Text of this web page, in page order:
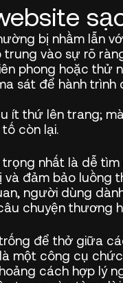
bị nhầm lẫn
vào sự rõ
phong hoặc thử
sát để hành
ít thứ lên trang;
còn lại.
nhất là dễ
đảm bảo luồng
người dùng
chuyện thương
để thở giữa
là một công cụ
cách hợp lý